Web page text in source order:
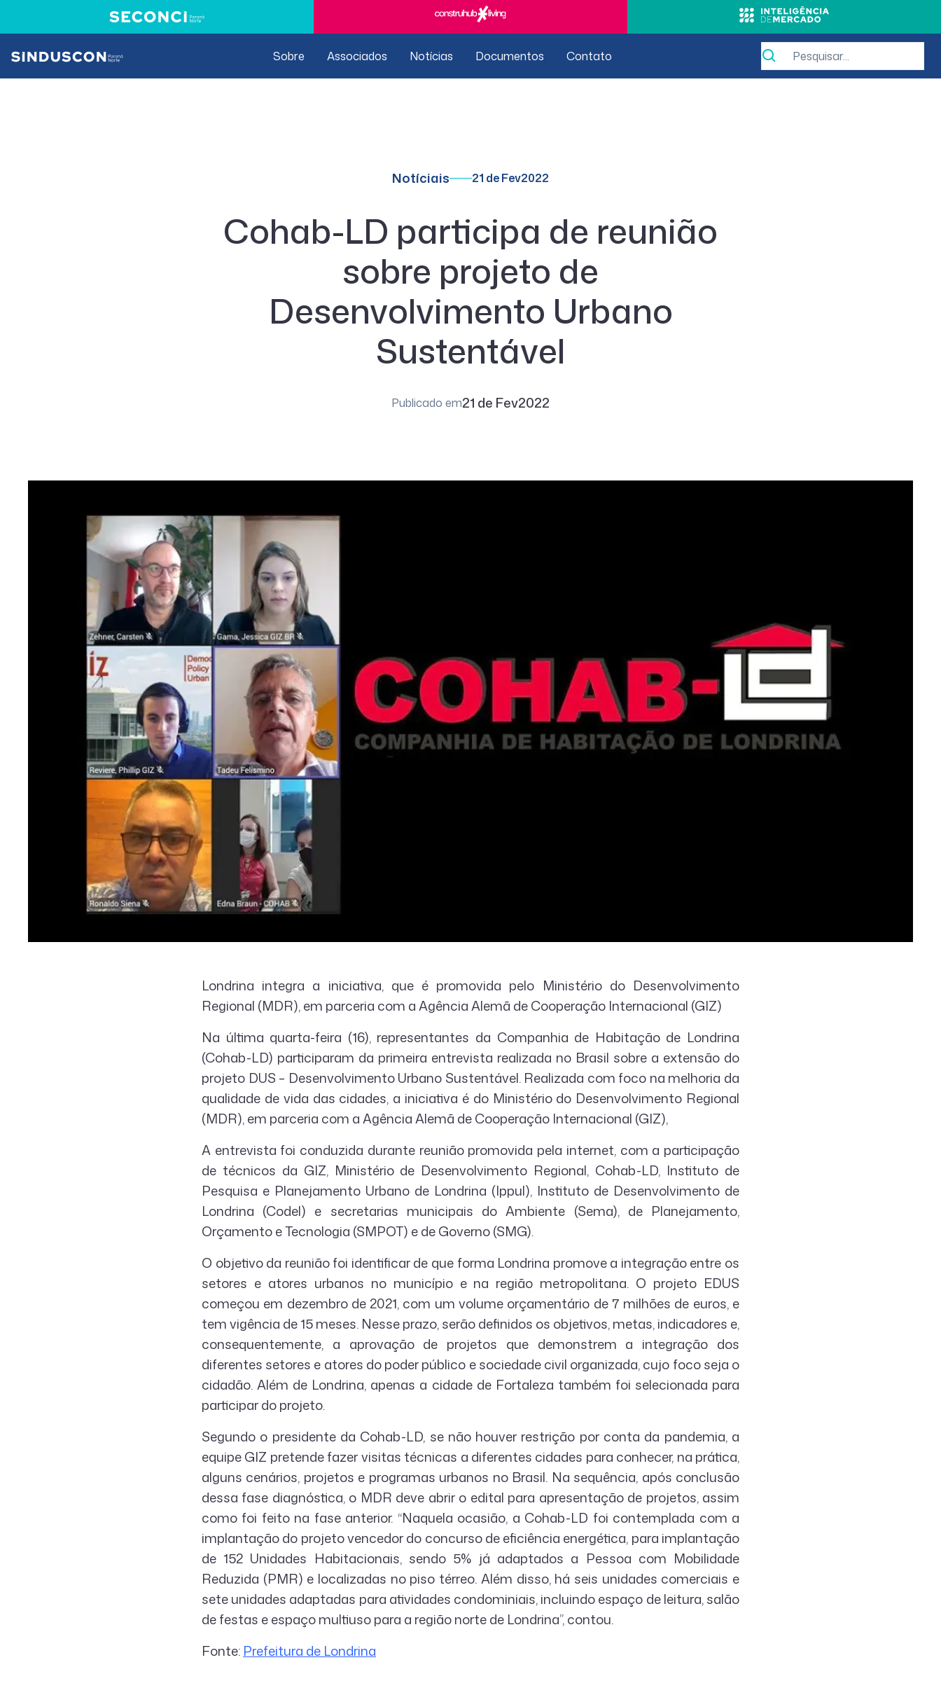
Sobre Associados Notícias Documentos Contato
Notíciais 21 de Fev2022
Cohab-LD participa de reunião
sobre projeto de
Desenvolvimento Urbano
Sustentável
Publicado em21 de Fev2022
Londrina integra a iniciativa, que é promovida pelo Ministério do Desenvolvimento
Regional (MDR), em parceria com a Agência Alemã de Cooperação Internacional (GIZ)
Na última quarta-feira (16), representantes da Companhia de Habitação de Londrina
(Cohab-LD) participaram da primeira entrevista realizada no Brasil sobre a extensão do
projeto DUS – Desenvolvimento Urbano Sustentável. Realizada com foco na melhoria da
qualidade de vida das cidades, a iniciativa é do Ministério do Desenvolvimento Regional
(MDR), em parceria com a Agência Alemã de Cooperação Internacional (GIZ),
A entrevista foi conduzida durante reunião promovida pela internet, com a participação
de técnicos da GIZ, Ministério de Desenvolvimento Regional, Cohab-LD, Instituto de
Pesquisa e Planejamento Urbano de Londrina (Ippul), Instituto de Desenvolvimento de
Londrina (Codel) e secretarias municipais do Ambiente (Sema), de Planejamento,
Orçamento e Tecnologia (SMPOT) e de Governo (SMG).
O objetivo da reunião foi identificar de que forma Londrina promove a integração entre os
setores e atores urbanos no município e na região metropolitana. O projeto EDUS
começou em dezembro de 2021, com um volume orçamentário de 7 milhões de euros, e
tem vigência de 15 meses. Nesse prazo, serão definidos os objetivos, metas, indicadores e,
consequentemente, a aprovação de projetos que demonstrem a integração dos
diferentes setores e atores do poder público e sociedade civil organizada, cujo foco seja o
cidadão. Além de Londrina, apenas a cidade de Fortaleza também foi selecionada para
participar do projeto.
Segundo o presidente da Cohab-LD, se não houver restrição por conta da pandemia, a
equipe GIZ pretende fazer visitas técnicas a diferentes cidades para conhecer, na prática,
alguns cenários, projetos e programas urbanos no Brasil. Na sequência, após conclusão
dessa fase diagnóstica, o MDR deve abrir o edital para apresentação de projetos, assim
como foi feito na fase anterior. “Naquela ocasião, a Cohab-LD foi contemplada com a
implantação do projeto vencedor do concurso de eficiência energética, para implantação
de 152 Unidades Habitacionais, sendo 5% já adaptados a Pessoa com Mobilidade
Reduzida (PMR) e localizadas no piso térreo. Além disso, há seis unidades comerciais e
sete unidades adaptadas para atividades condominiais, incluindo espaço de leitura, salão
de festas e espaço multiuso para a região norte de Londrina”, contou.
Fonte: Prefeitura de Londrina